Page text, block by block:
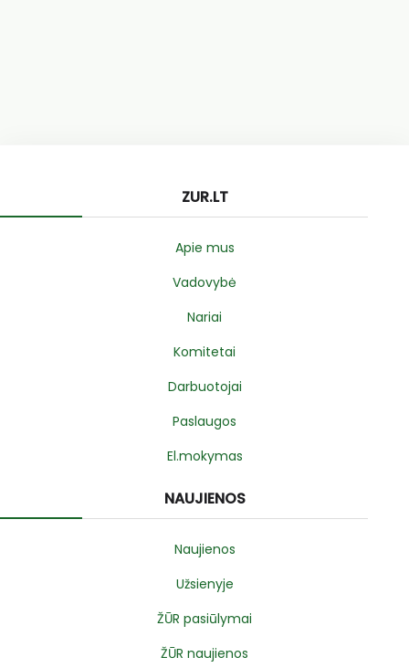
ZUR.LT
Apie mus
Vadovybė
Nariai
Komitetai
Darbuotojai
Paslaugos
El.mokymas
NAUJIENOS
Naujienos
Užsienyje
ŽŪR pasiūlymai
ŽŪR naujienos